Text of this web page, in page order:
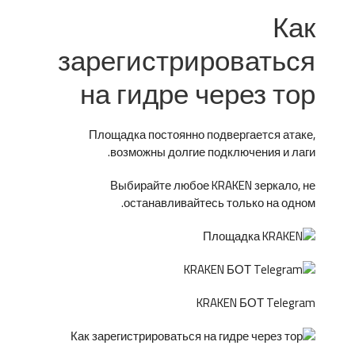
Как
зарегистрироваться
на гидре через тор
Площадка постоянно подвергается атаке,
возможны долгие подключения и лаги.
Выбирайте любое KRAKEN зеркало, не
останавливайтесь только на одном.
KRAKEN БОТ Telegram